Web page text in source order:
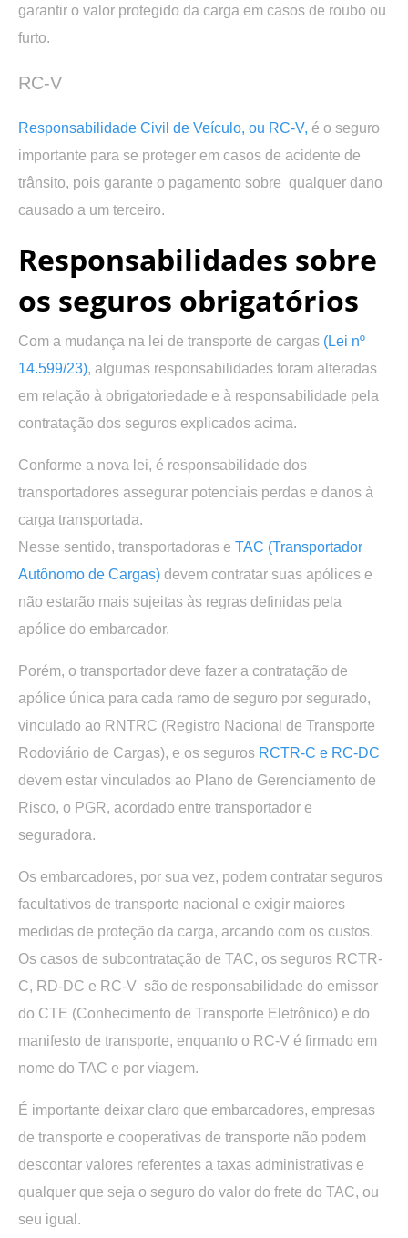
garantir o valor protegido da carga em casos de roubo ou
furto.
RC-V
Responsabilidade Civil de Veículo, ou RC-V, é o seguro
importante para se proteger em casos de acidente de
trânsito, pois garante o pagamento sobre qualquer dano
causado a um terceiro.
Responsabilidades sobre
os seguros obrigatórios
Com a mudança na lei de transporte de cargas (Lei nº
14.599/23), algumas responsabilidades foram alteradas
em relação à obrigatoriedade e à responsabilidade pela
contratação dos seguros explicados acima.
Conforme a nova lei, é responsabilidade dos
transportadores assegurar potenciais perdas e danos à
carga transportada.
Nesse sentido, transportadoras e TAC (Transportador
Autônomo de Cargas) devem contratar suas apólices e
não estarão mais sujeitas às regras definidas pela
apólice do embarcador.
Porém, o transportador deve fazer a contratação de
apólice única para cada ramo de seguro por segurado,
vinculado ao RNTRC (Registro Nacional de Transporte
Rodoviário de Cargas), e os seguros RCTR-C e RC-DC
devem estar vinculados ao Plano de Gerenciamento de
Risco, o PGR, acordado entre transportador e
seguradora.
Os embarcadores, por sua vez, podem contratar seguros
facultativos de transporte nacional e exigir maiores
medidas de proteção da carga, arcando com os custos.
Os casos de subcontratação de TAC, os seguros RCTR-
C, RD-DC e RC-V são de responsabilidade do emissor
do CTE (Conhecimento de Transporte Eletrônico) e do
manifesto de transporte, enquanto o RC-V é firmado em
nome do TAC e por viagem.
É importante deixar claro que embarcadores, empresas
de transporte e cooperativas de transporte não podem
descontar valores referentes a taxas administrativas e
qualquer que seja o seguro do valor do frete do TAC, ou
seu igual.